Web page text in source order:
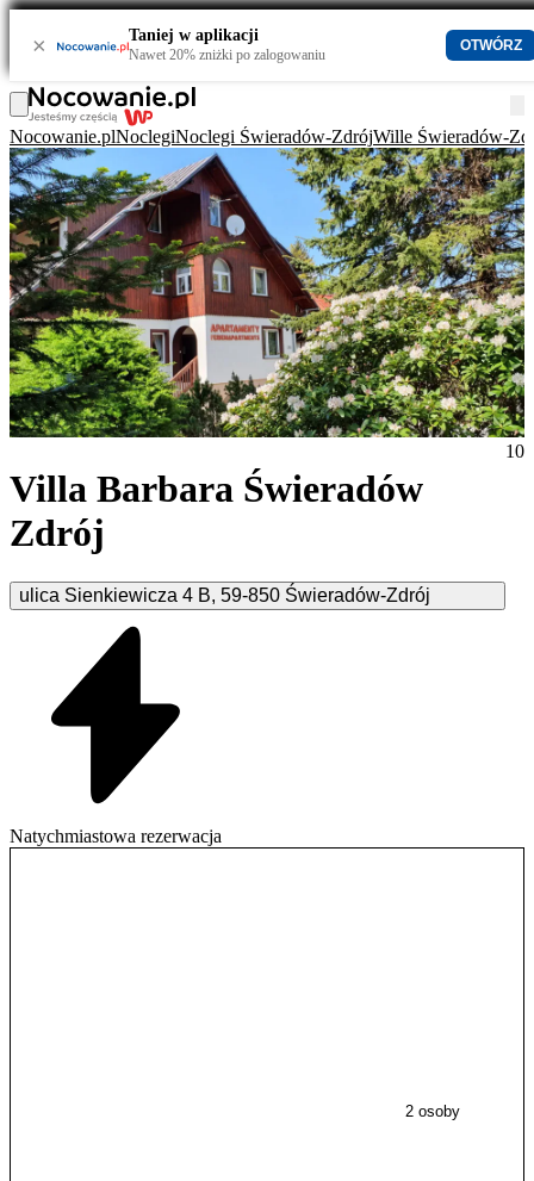
× Taniej w aplikacji
Nawet 20% zniżki po zalogowaniu
OTWÓRZ
Nocowanie.plNoclegiNoclegi Świeradów-ZdrójWille Świeradów-
Villa Barbara Świeradów
Zdrój
ulica Sienkiewicza 4 B, 59-850 Świeradów-Zdrój
10
Natychmiastowa rezerwacja
2 osoby